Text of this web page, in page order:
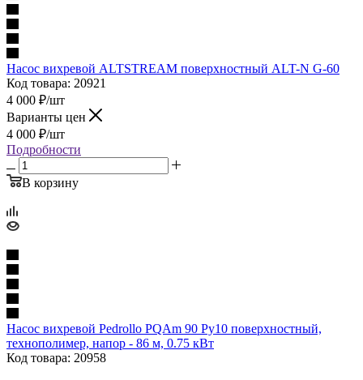
Насос вихревой ALTSTREAM поверхностный ALT-N G-60
Код товара: 20921
4 000 ₽/шт
Варианты цен
4 000 ₽/шт
Подробности
В корзину
Насос вихревой Pedrollo PQAm 90 Ру10 поверхностный,
технополимер, напор - 86 м, 0.75 кВт
Код товара: 20958